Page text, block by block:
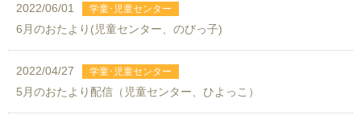
2022/06/01
6月のおたより(児童センター、のびっ子)
2022/04/27
5月のおたより配信（児童センター、ひよっこ）